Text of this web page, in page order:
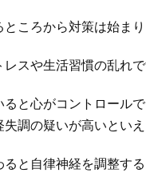
ころから対策は始まり
スや生活習慣の乱れで
と心がコントロール
調の疑いが高いといえ
ると自律神経を調整す